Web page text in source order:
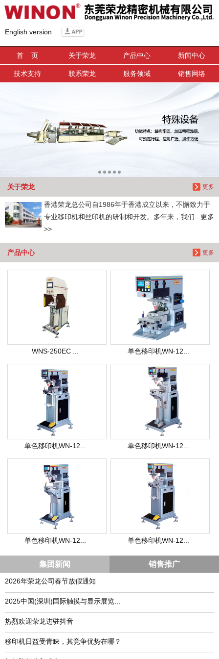
English version
首 页 关于荣龙 产品中心 新闻中心
技术支持 联系荣龙 服务领域 销售网络
更多
关于荣龙
香港荣龙总公司自1986年于香港成立以来，不懈致力于
专业移印机和丝印机的研制和开发。多年来，我们...更多
>>
更多
产品中心
WNS-250EC ... 单色移印机WN-12...
单色移印机WN-12... 单色移印机WN-12...
单色移印机WN-12... 单色移印机WN-12...
集团新闻 销售推广
2026年荣龙公司春节放假通知
​2025中国(深圳)国际触摸与显示展览...
热烈欢迎荣龙进驻抖音
移印机日益受青睐，其竞争优势在哪？
信息搜索
搜索